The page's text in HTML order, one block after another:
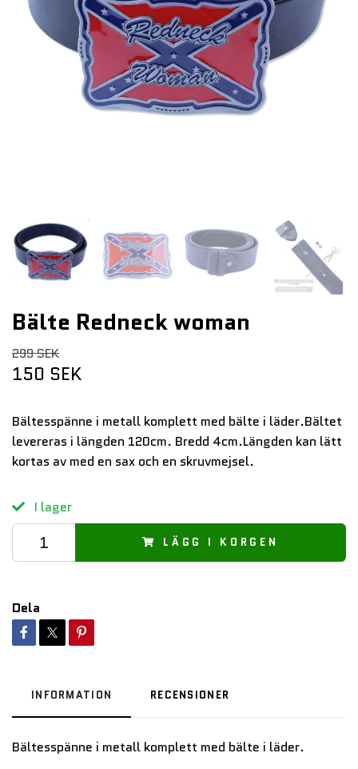
Bälte Redneck woman
299 SEK
150 SEK
Bältesspänne i metall komplett med bälte i läder.Bältet
levereras i längden 120cm. Bredd 4cm.Längden kan lätt
kortas av med en sax och en skruvmejsel.
I lager
LÄGG I KORGEN
Dela
INFORMATION RECENSIONER
Bältesspänne i metall komplett med bälte i läder.